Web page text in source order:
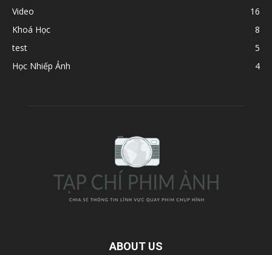
Video
16
Khoá Học
8
test
5
Học Nhiếp Ảnh
4
ABOUT US